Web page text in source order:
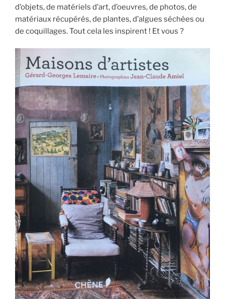
d’objets, de matériels d’art, d’oeuvres, de photos, de
matériaux récupérés, de plantes, d’algues séchées ou
de coquillages. Tout cela les inspirent ! Et vous ?